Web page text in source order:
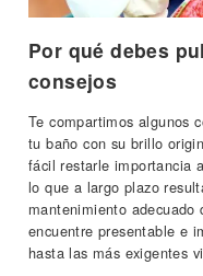
Por qué debes
consejos
Te compartimos algunos
tu baño con su brillo
fácil restarle importancia
lo que a largo plazo
mantenimiento
encuentre presentable e
hasta las más exigentes